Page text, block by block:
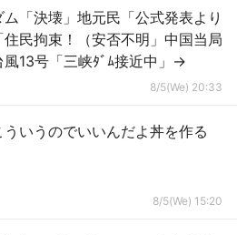
「決壊」地元民「公式発表より
民拘束！（安否不明」中国当局
風13号「三峡ﾀﾞﾑ接近中」→
8/5(We) 20:33
いうのでいいんだよ丼を作る
8/5(We) 15:20